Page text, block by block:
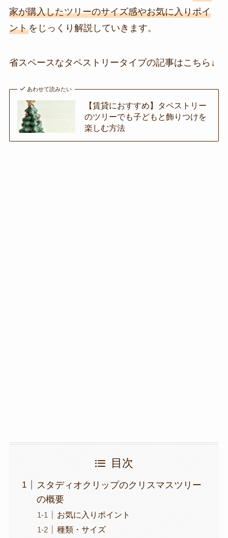
家が購入したツリーのサイズ感やお気に入りポイ
ントをじっくり解説していきます。
省スペースなタペストリータイプの記事はこちら↓
あわせて読みたい
【賃貸におすすめ】タペストリー
のツリーでも子どもと飾りつけを
楽しむ方法
目次
スタディオクリップのクリスマスツリー
の概要
お気に入りポイント
種類・サイズ